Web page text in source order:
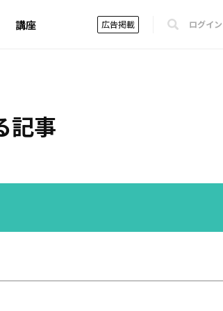
講座 広告掲載 ログイン
記事